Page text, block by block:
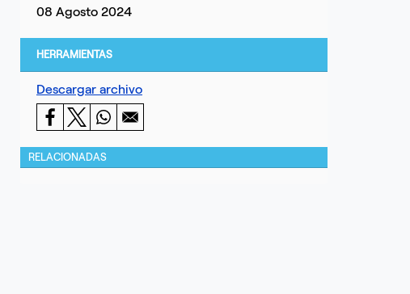
08 Agosto 2024
HERRAMIENTAS
Descargar archivo
RELACIONADAS